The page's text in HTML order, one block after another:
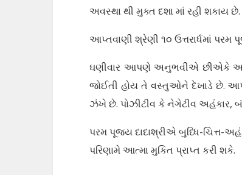
અવસ્થા થી મુક્ત દશા માં રહી શકાય છે.
આપ્તવાણી શ્રેણી ૧૦ ઉત્તરાર્ધમાં
ઘણીવાર આપણે અનુભવીએ છીએકે
જોઈતી હોય તે વસ્તુઓને દેખાડે છે.
ઝંખે છે. પોઝીટીવ કે નેગેટીવ અહંકાર,
પરમ પૂજ્ય દાદાશ્રીએ બુધ્ધિ-ચિત્ત-
પરિણામે આત્મા મુકિત પ્રાપ્ત કરી શકે.